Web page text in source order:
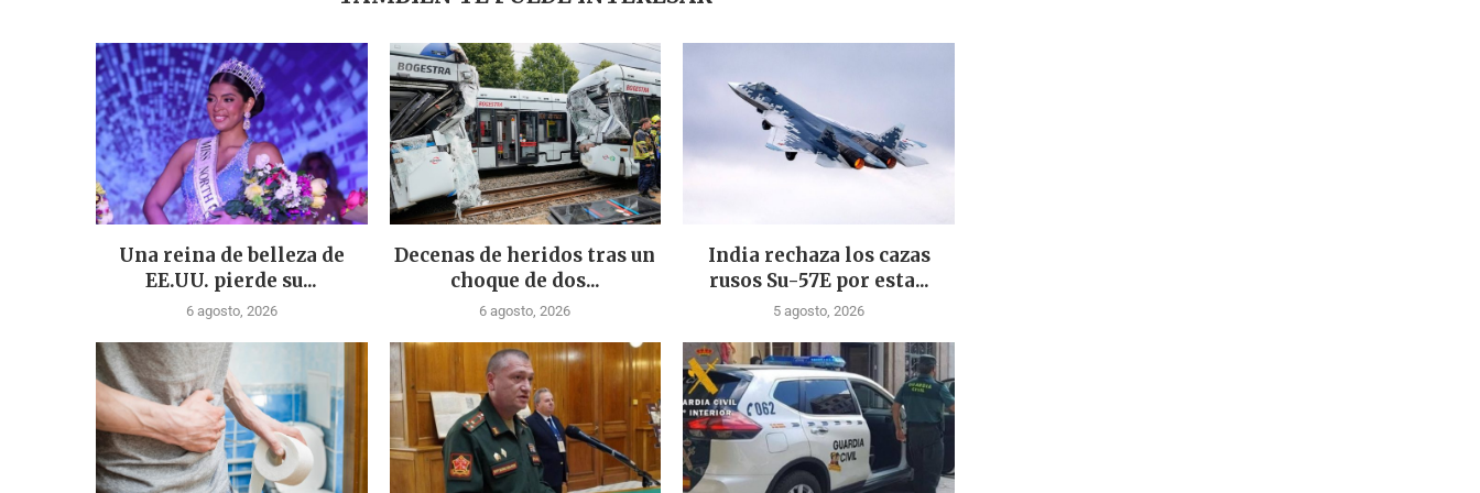
Una reina de belleza de
EE.UU. pierde su...
6 agosto, 2026
Decenas de heridos tras un
choque de dos...
6 agosto, 2026
India rechaza los cazas
rusos Su-57E por esta...
5 agosto, 2026